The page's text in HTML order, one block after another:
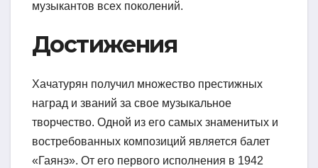
музыкантов всех поколений.
Достижения
Хачатурян получил множество престижных
наград и званий за свое музыкальное
творчество. Одной из его самых знаменитых и
востребованных композиций является балет
«Гаянэ». От его первого исполнения в 1942